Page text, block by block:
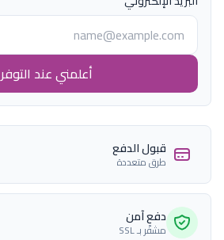
أعلمني عند التوفر
قبول الدفع
طرق متعددة
دفع آمن
مشفّر بـ SSL